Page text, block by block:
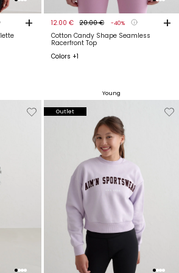
+
Cotton Candy Shape Seamless
Racerfront Top
12.00 € 20.00 € -40% +
Colors +1
Toevoegen
aan
Young
Outlet
verlanglijstje